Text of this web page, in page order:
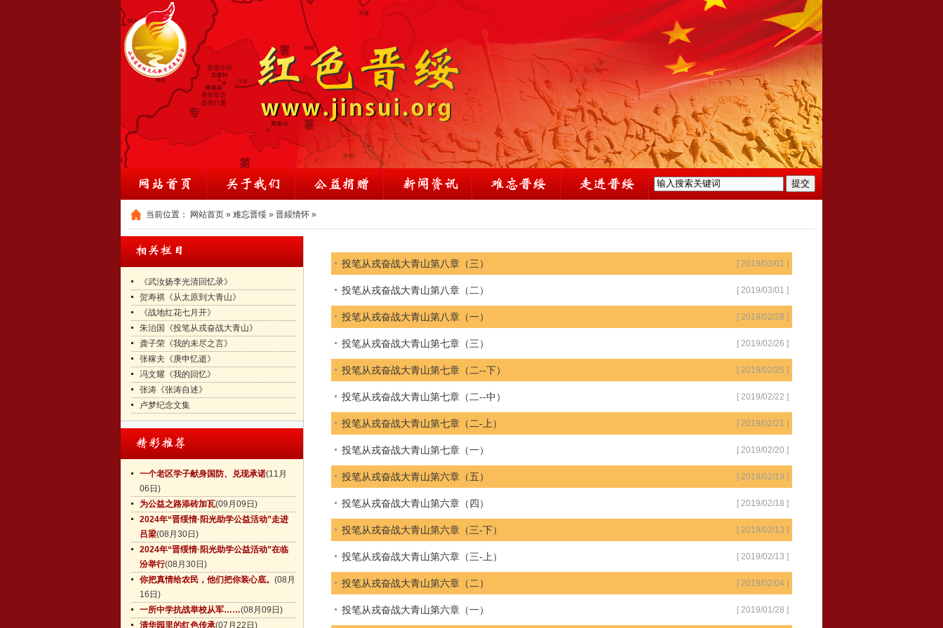
当前位置： 网站首页 » 难忘晋绥 » 晋綏情怀 »
《武汝扬李光清回忆录》
贺寿祺《从太原到大青山》
《战地红花七月开》
朱治国《投笔从戎奋战大青山》
龚子荣《我的未尽之言》
张稼夫《庚申忆逝》
冯文耀《我的回忆》
张涛《张涛自述》
卢梦纪念文集
一个老区学子献身国防、兑现承诺(11月
06日)
为公益之路添砖加瓦(09月09日)
2024年“晋绥情·阳光助学公益活动”走进
吕梁(08月30日)
2024年“晋绥情·阳光助学公益活动”在临
汾举行(08月30日)
你把真情给农民，他们把你装心底。 (08月
16日)
一所中学抗战举校从军……(08月09日)
清华园里的红色传承(07月22日)
[ 2019/03/01 ]
投笔从戎奋战大青山第八章（三）
[ 2019/03/01 ]
投笔从戎奋战大青山第八章（二）
[ 2019/02/28 ]
投笔从戎奋战大青山第八章（一）
[ 2019/02/26 ]
投笔从戎奋战大青山第七章（三）
[ 2019/02/25 ]
投笔从戎奋战大青山第七章（二--下）
[ 2019/02/22 ]
投笔从戎奋战大青山第七章（二--中）
[ 2019/02/21 ]
投笔从戎奋战大青山第七章（二-上）
[ 2019/02/20 ]
投笔从戎奋战大青山第七章（一）
[ 2019/02/19 ]
投笔从戎奋战大青山第六章（五）
[ 2019/02/18 ]
投笔从戎奋战大青山第六章（四）
[ 2019/02/13 ]
投笔从戎奋战大青山第六章（三-下）
[ 2019/02/13 ]
投笔从戎奋战大青山第六章（三-上）
[ 2019/02/04 ]
投笔从戎奋战大青山第六章（二）
[ 2019/01/28 ]
投笔从戎奋战大青山第六章（一）